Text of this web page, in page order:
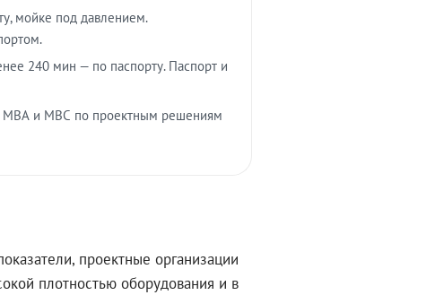
мойке под давлением.
240 мин — по паспорту. Паспорт и
МВА и МВС по проектным решениям
проектные организации
плотностью оборудования и в